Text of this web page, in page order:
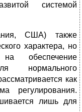
системой
США) также
характера, но
обеспечение
нормального
как
регулирования.
лишь для